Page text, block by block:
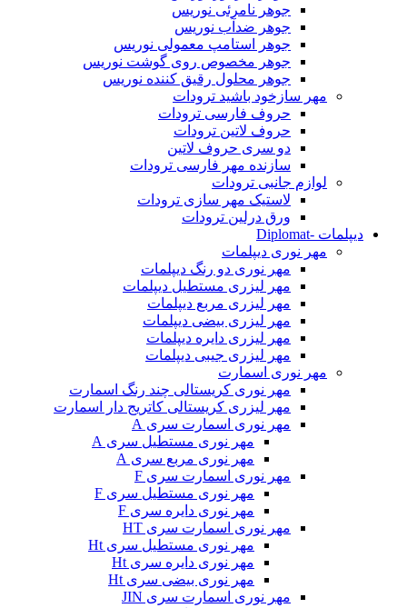
جوهر نامرئی نوریس
جوهر ضدآب نوریس
جوهر استامپ معمولی نوریس
جوهر مخصوص روی گوشت نوریس
جوهر محلول رقیق کننده نوریس
مهر سازخود باشید ترودات
حروف فارسی ترودات
حروف لاتین ترودات
دو سری حروف لاتین
سازنده مهر فارسی ترودات
لوازم جانبی ترودات
لاستیک مهر سازی ترودات
ورق درلین ترودات
دیپلمات -Diplomat
مهر نوری دیپلمات
مهر نوری دو رنگ دیپلمات
مهر لیزری مستطیل دیپلمات
مهر لیزری مربع دیپلمات
مهر لیزری بیضی دیپلمات
مهر لیزری دایره دیپلمات
مهر لیزری جیبی دیپلمات
مهر نوری اسمارت
مهر نوری کریستالی چند رنگ اسمارت
مهر لیزری کریستالی کاتریج دار اسمارت
مهر نوری اسمارت سری A
مهر نوری مستطیل سری A
مهر نوری مربع سری A
مهر نوری اسمارت سری F
مهر نوری مستطیل سری F
مهر نوری دایره سری F
مهر نوری اسمارت سری HT
مهر نوری مستطیل سری Ht
مهر نوری دایره سری Ht
مهر نوری بیضی سری Ht
مهر نوری اسمارت سری JIN